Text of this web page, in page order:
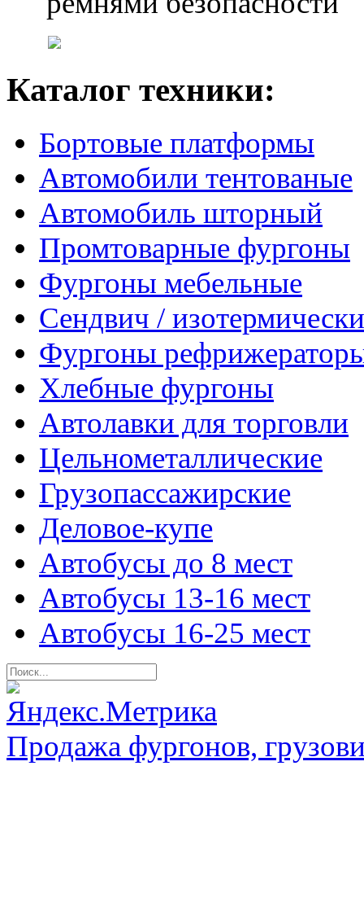
Каталог техники:
Бортовые платформы
Автомобили тентованые
Автомобиль шторный
Промтоварные фургоны
Фургоны мебельные
Сендвич /
Фургоны
Хлебные фургоны
Автолавки для торговли
Цельнометаллические
Грузопассажирские
Деловое-купе
Автобусы до 8 мест
Автобусы 13-16 мест
Автобусы 16-25 мест
Продажа фургонов,